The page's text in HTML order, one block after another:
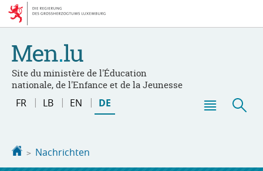
Zur
Navigation
Zum
Inhalt
Site du ministère de l'Éducation
nationale, de l'Enfance et de la Jeunesse
Changer
FR LB EN DE
Startseite
Nachrichten